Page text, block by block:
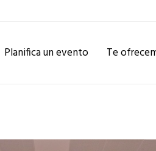
Planifica un evento Te